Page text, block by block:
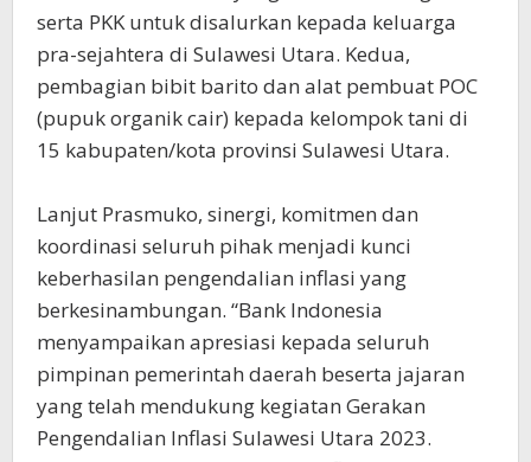
serta PKK untuk disalurkan kepada keluarga
pra-sejahtera di Sulawesi Utara. Kedua,
pembagian bibit barito dan alat pembuat POC
(pupuk organik cair) kepada kelompok tani di
15 kabupaten/kota provinsi Sulawesi Utara.
Lanjut Prasmuko, sinergi, komitmen dan
koordinasi seluruh pihak menjadi kunci
keberhasilan pengendalian inflasi yang
berkesinambungan. “Bank Indonesia
menyampaikan apresiasi kepada seluruh
pimpinan pemerintah daerah beserta jajaran
yang telah mendukung kegiatan Gerakan
Pengendalian Inflasi Sulawesi Utara 2023.